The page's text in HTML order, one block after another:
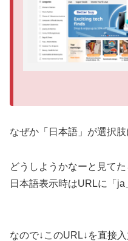
なぜか「日本語」が選択肢
どうしようかなーと見てた
日本語表示時はURLに「ja
なので↓このURL↓を直接